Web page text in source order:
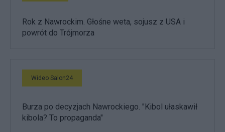
Rok z Nawrockim. Głośne weta, sojusz z USA i
powrót do Trójmorza
Wideo Salon24
Burza po decyzjach Nawrockiego. "Kibol ułaskawił
kibola? To propaganda"